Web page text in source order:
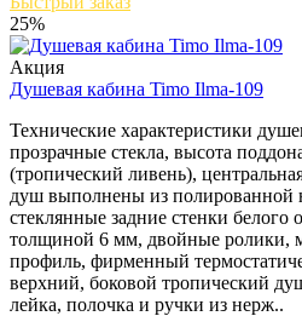
25%
Акция
Душевая кабина Timo Ilma-109
Технические характеристики
прозрачные стекла, высота
(тропический ливень),
душ выполнены из полированной
стеклянные задние стенки белого
толщиной 6 мм, двойные ролики,
профиль, фирменный
верхний, боковой тропический
лейка, полочка и ручки из нерж..